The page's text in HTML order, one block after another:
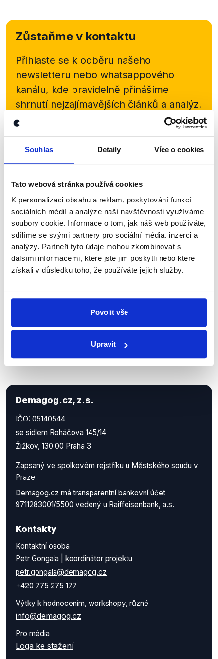
Souhlas Detaily Více o cookies
Tato webová stránka používá cookies
K personalizaci obsahu a reklam, poskytování funkcí
sociálních médií a analýze naší návštěvnosti využíváme
soubory cookie. Informace o tom, jak náš web používáte,
sdílíme se svými partnery pro sociální média, inzerci a
analýzy. Partneři tyto údaje mohou zkombinovat s
dalšími informacemi, které jste jim poskytli nebo které
získali v důsledku toho, že používáte jejich služby.
Povolit vše
Upravit
Zůstaňme v kontaktu
Přihlaste se k odběru našeho
newsletteru nebo whatsappového
kanálu, kde pravidelně přinášíme
shrnutí nejzajímavějších článků a analýz.
Začněte nás odebírat, a mějte tak
přehled o tom, jaké dezinformace a
nepravdy se zrovna v Česku šíří.
Sociální sítě
Nenechte si ujít nejnovější události
z Demagog.cz. Sdílením našich
práci.
Demagog.cz, z.s.
IČO: 05140544
se sídlem Roháčova 145/14
Žižkov, 130 00 Praha 3
Zapsaný ve spolkovém rejstříku u Městského soudu v
Praze.
Demagog.cz má transparentní bankovní účet
9711283001/5500 vedený u Raiffeisenbank, a.s.
Kontakty
Kontaktní osoba
Petr Gongala | koordinátor projektu
petr.gongala@demagog.cz
+420 775 275 177
Výtky k hodnocením, workshopy, různé
info@demagog.cz
Pro média
Loga ke stažení